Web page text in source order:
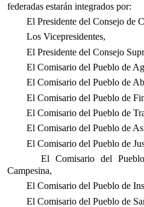
federadas estarán integrados por:
El Presidente del Consejo de
Los Vicepresidentes,
El Presidente del Consejo
El Comisario del Pueblo de
El Comisario del Pueblo de
El Comisario del Pueblo de
El Comisario del Pueblo de
El Comisario del Pueblo de
El Comisario del Pueblo de
El Comisario del Pueblo
Campesina,
El Comisario del Pueblo de
El Comisario del Pueblo de